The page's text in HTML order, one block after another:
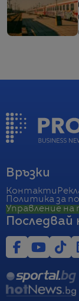
Връзки
Контакти
Политика за
Управление
Последвай